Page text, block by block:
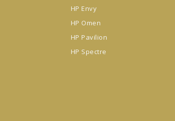
HP Envy
HP Omen
HP Pavilion
HP Spectre